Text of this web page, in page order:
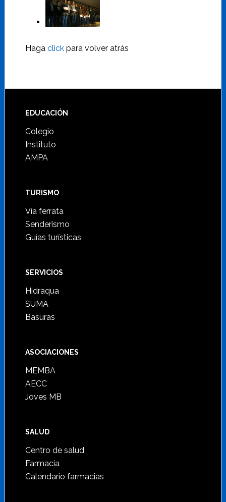
Haga clickpara volver atrás
Footer
EDUCACIÓN
Colegio
Instituto
AMPA
TURISMO
Vía ferrata
Senderismo
Guías turísticas
SERVICIOS
Hidraqua
SUMA
Basuras
ASOCIACIONES
MEMBA
AECC
Joves MB
SALUD
Centro de salud
Farmacia
Calendario farmacias